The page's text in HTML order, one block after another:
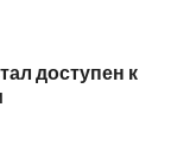
доступен к